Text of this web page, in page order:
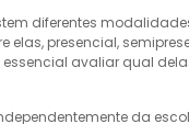
diferentes
elas, presencial,
essencial avaliar qual
da